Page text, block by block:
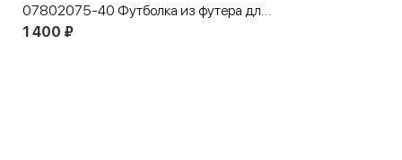
07802075-40 Футболка из футера для детей голубой
1 400 ₽